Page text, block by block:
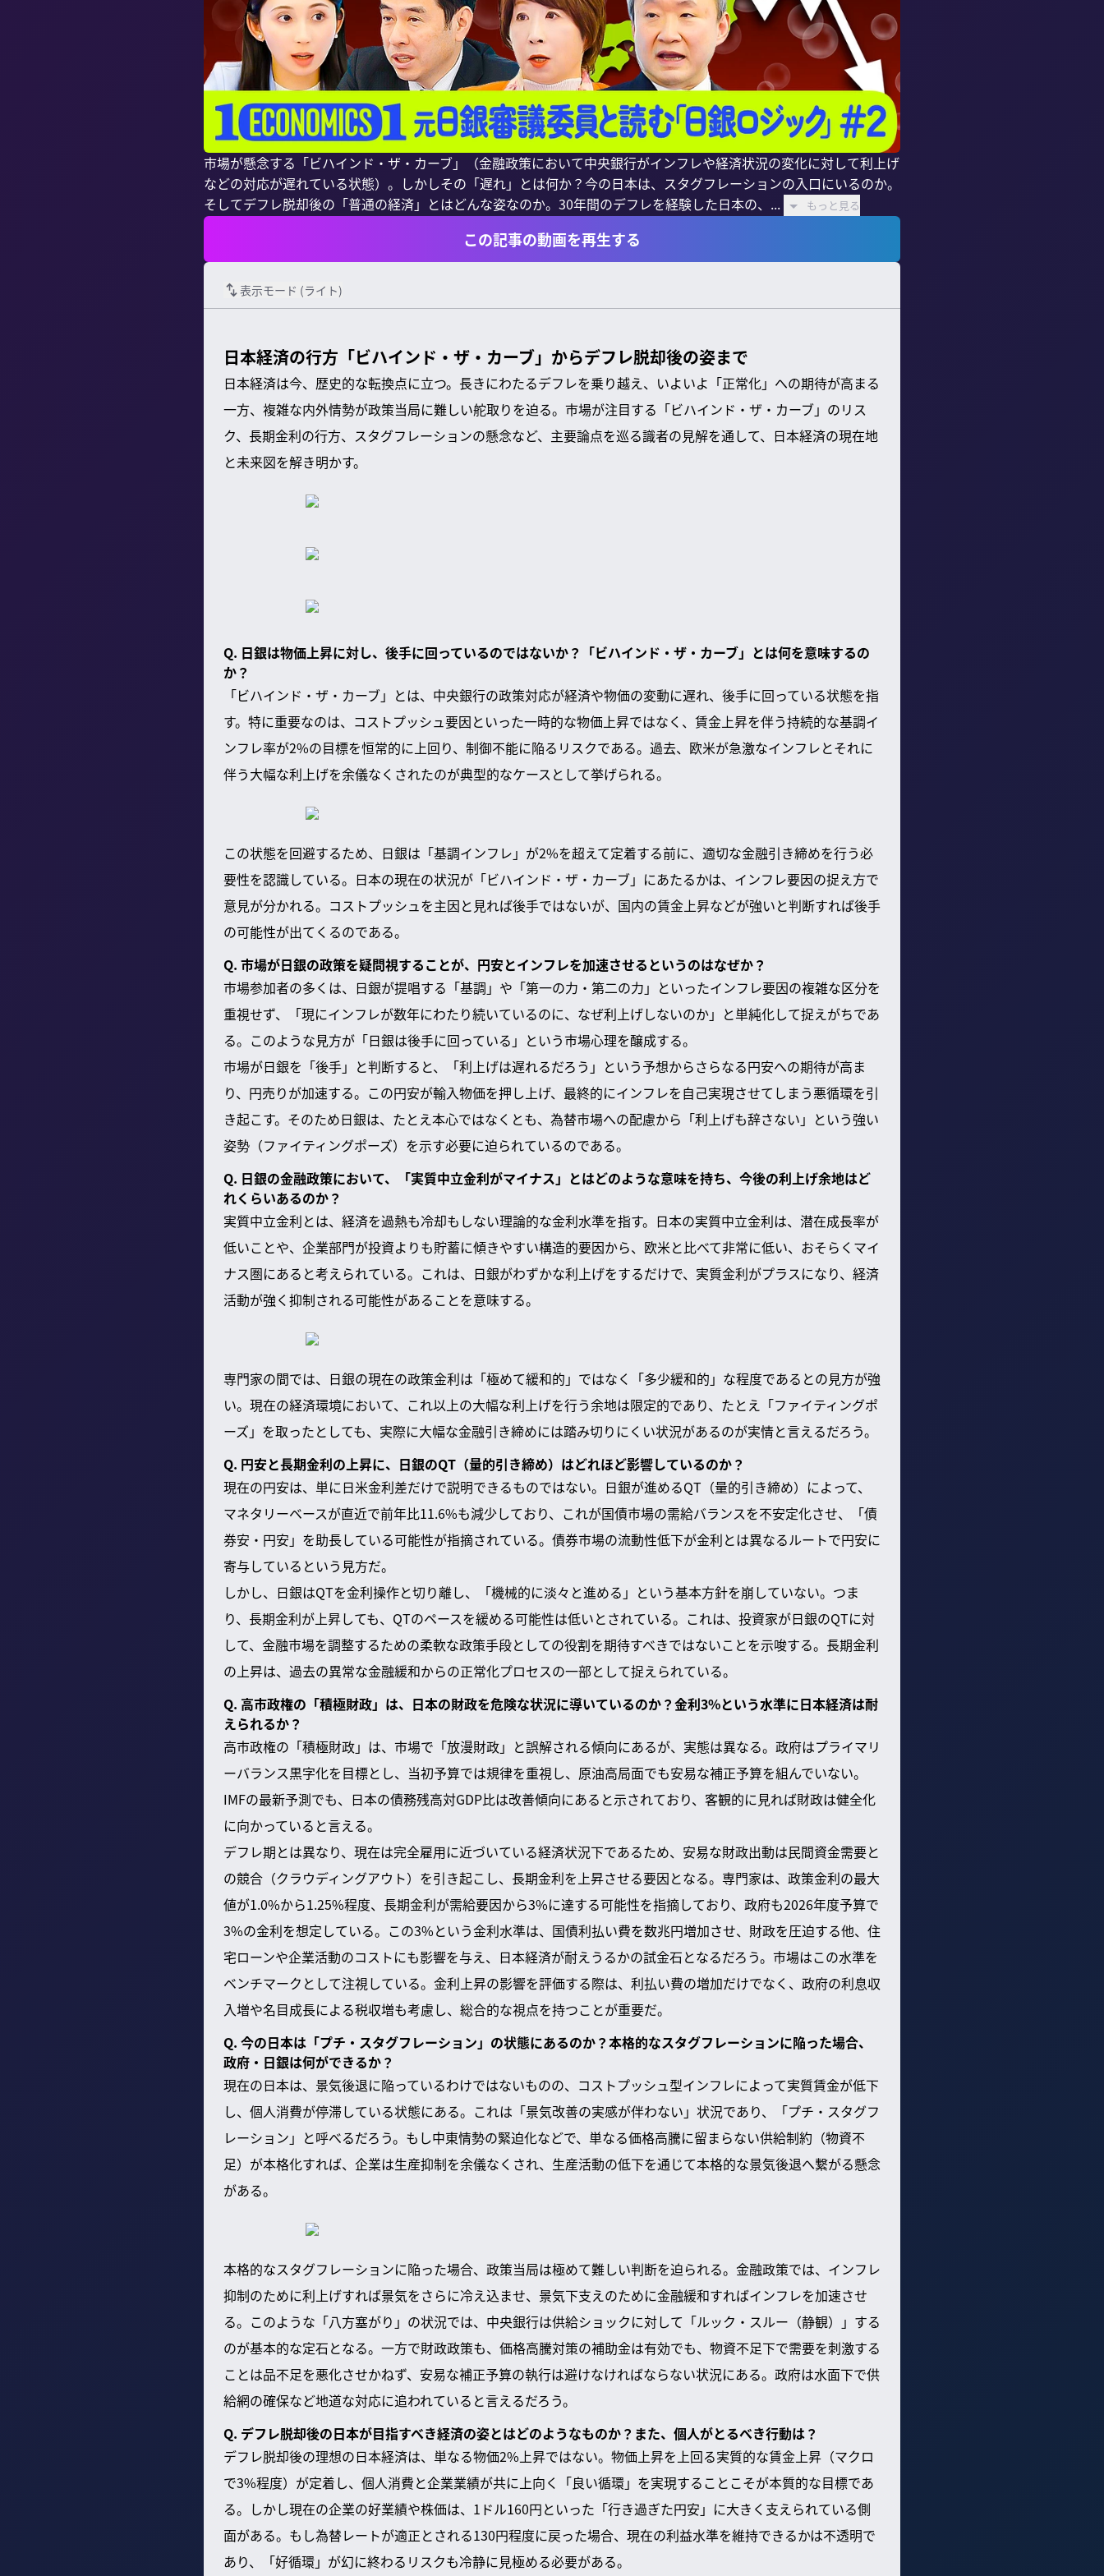
市場が懸念する「ビハインド・ザ・カーブ」（金融政策において中央銀行がインフレや経済状況の変化に対して利上げ
などの対応が遅れている状態）。しかしその「遅れ」とは何か？今の日本は、スタグフレーションの入口にいるのか。
そしてデフレ脱却後の「普通の経済」とはどんな姿なのか。30年間のデフレを経験した日本の、...
もっと見る
この記事の動画を再生する
表示モード (ライト)
日本経済の行方「ビハインド・ザ・カーブ」からデフレ脱却後の姿まで
日本経済は今、歴史的な転換点に立つ。長きにわたるデフレを乗り越え、いよいよ「正常化」への期待が高まる
一方、複雑な内外情勢が政策当局に難しい舵取りを迫る。市場が注目する「ビハインド・ザ・カーブ」のリス
ク、長期金利の行方、スタグフレーションの懸念など、主要論点を巡る識者の見解を通して、日本経済の現在地
と未来図を解き明かす。
Q. 日銀は物価上昇に対し、後手に回っているのではないか？「ビハインド・ザ・カーブ」とは何を意味するの
か？
「ビハインド・ザ・カーブ」とは、中央銀行の政策対応が経済や物価の変動に遅れ、後手に回っている状態を指
す。特に重要なのは、コストプッシュ要因といった一時的な物価上昇ではなく、賃金上昇を伴う持続的な基調イ
ンフレ率が2%の目標を恒常的に上回り、制御不能に陥るリスクである。過去、欧米が急激なインフレとそれに
伴う大幅な利上げを余儀なくされたのが典型的なケースとして挙げられる。
この状態を回避するため、日銀は「基調インフレ」が2%を超えて定着する前に、適切な金融引き締めを行う必
要性を認識している。日本の現在の状況が「ビハインド・ザ・カーブ」にあたるかは、インフレ要因の捉え方で
意見が分かれる。コストプッシュを主因と見れば後手ではないが、国内の賃金上昇などが強いと判断すれば後手
の可能性が出てくるのである。
Q. 市場が日銀の政策を疑問視することが、円安とインフレを加速させるというのはなぜか？
市場参加者の多くは、日銀が提唱する「基調」や「第一の力・第二の力」といったインフレ要因の複雑な区分を
重視せず、「現にインフレが数年にわたり続いているのに、なぜ利上げしないのか」と単純化して捉えがちであ
る。このような見方が「日銀は後手に回っている」という市場心理を醸成する。
市場が日銀を「後手」と判断すると、「利上げは遅れるだろう」という予想からさらなる円安への期待が高ま
り、円売りが加速する。この円安が輸入物価を押し上げ、最終的にインフレを自己実現させてしまう悪循環を引
き起こす。そのため日銀は、たとえ本心ではなくとも、為替市場への配慮から「利上げも辞さない」という強い
姿勢（ファイティングポーズ）を示す必要に迫られているのである。
Q. 日銀の金融政策において、「実質中立金利がマイナス」とはどのような意味を持ち、今後の利上げ余地はど
れくらいあるのか？
実質中立金利とは、経済を過熱も冷却もしない理論的な金利水準を指す。日本の実質中立金利は、潜在成長率が
低いことや、企業部門が投資よりも貯蓄に傾きやすい構造的要因から、欧米と比べて非常に低い、おそらくマイ
ナス圏にあると考えられている。これは、日銀がわずかな利上げをするだけで、実質金利がプラスになり、経済
活動が強く抑制される可能性があることを意味する。
専門家の間では、日銀の現在の政策金利は「極めて緩和的」ではなく「多少緩和的」な程度であるとの見方が強
い。現在の経済環境において、これ以上の大幅な利上げを行う余地は限定的であり、たとえ「ファイティングポ
ーズ」を取ったとしても、実際に大幅な金融引き締めには踏み切りにくい状況があるのが実情と言えるだろう。
Q. 円安と長期金利の上昇に、日銀のQT（量的引き締め）はどれほど影響しているのか？
現在の円安は、単に日米金利差だけで説明できるものではない。日銀が進めるQT（量的引き締め）によって、
マネタリーベースが直近で前年比11.6%も減少しており、これが国債市場の需給バランスを不安定化させ、「債
券安・円安」を助長している可能性が指摘されている。債券市場の流動性低下が金利とは異なるルートで円安に
寄与しているという見方だ。
しかし、日銀はQTを金利操作と切り離し、「機械的に淡々と進める」という基本方針を崩していない。つま
り、長期金利が上昇しても、QTのペースを緩める可能性は低いとされている。これは、投資家が日銀のQTに対
して、金融市場を調整するための柔軟な政策手段としての役割を期待すべきではないことを示唆する。長期金利
の上昇は、過去の異常な金融緩和からの正常化プロセスの一部として捉えられている。
Q. 高市政権の「積極財政」は、日本の財政を危険な状況に導いているのか？金利3%という水準に日本経済は耐
えられるか？
高市政権の「積極財政」は、市場で「放漫財政」と誤解される傾向にあるが、実態は異なる。政府はプライマリ
ーバランス黒字化を目標とし、当初予算では規律を重視し、原油高局面でも安易な補正予算を組んでいない。
IMFの最新予測でも、日本の債務残高対GDP比は改善傾向にあると示されており、客観的に見れば財政は健全化
に向かっていると言える。
デフレ期とは異なり、現在は完全雇用に近づいている経済状況下であるため、安易な財政出動は民間資金需要と
の競合（クラウディングアウト）を引き起こし、長期金利を上昇させる要因となる。専門家は、政策金利の最大
値が1.0%から1.25%程度、長期金利が需給要因から3%に達する可能性を指摘しており、政府も2026年度予算で
3%の金利を想定している。この3%という金利水準は、国債利払い費を数兆円増加させ、財政を圧迫する他、住
宅ローンや企業活動のコストにも影響を与え、日本経済が耐えうるかの試金石となるだろう。市場はこの水準を
ベンチマークとして注視している。金利上昇の影響を評価する際は、利払い費の増加だけでなく、政府の利息収
入増や名目成長による税収増も考慮し、総合的な視点を持つことが重要だ。
Q. 今の日本は「プチ・スタグフレーション」の状態にあるのか？本格的なスタグフレーションに陥った場合、
政府・日銀は何ができるか？
現在の日本は、景気後退に陥っているわけではないものの、コストプッシュ型インフレによって実質賃金が低下
し、個人消費が停滞している状態にある。これは「景気改善の実感が伴わない」状況であり、「プチ・スタグフ
レーション」と呼べるだろう。もし中東情勢の緊迫化などで、単なる価格高騰に留まらない供給制約（物資不
足）が本格化すれば、企業は生産抑制を余儀なくされ、生産活動の低下を通じて本格的な景気後退へ繋がる懸念
がある。
本格的なスタグフレーションに陥った場合、政策当局は極めて難しい判断を迫られる。金融政策では、インフレ
抑制のために利上げすれば景気をさらに冷え込ませ、景気下支えのために金融緩和すればインフレを加速させ
る。このような「八方塞がり」の状況では、中央銀行は供給ショックに対して「ルック・スルー（静観）」する
のが基本的な定石となる。一方で財政政策も、価格高騰対策の補助金は有効でも、物資不足下で需要を刺激する
ことは品不足を悪化させかねず、安易な補正予算の執行は避けなければならない状況にある。政府は水面下で供
給網の確保など地道な対応に追われていると言えるだろう。
Q. デフレ脱却後の日本が目指すべき経済の姿とはどのようなものか？また、個人がとるべき行動は？
デフレ脱却後の理想の日本経済は、単なる物価2%上昇ではない。物価上昇を上回る実質的な賃金上昇（マクロ
で3%程度）が定着し、個人消費と企業業績が共に上向く「良い循環」を実現することこそが本質的な目標であ
る。しかし現在の企業の好業績や株価は、1ドル160円といった「行き過ぎた円安」に大きく支えられている側
面がある。もし為替レートが適正とされる130円程度に戻った場合、現在の利益水準を維持できるかは不透明で
あり、「好循環」が幻に終わるリスクも冷静に見極める必要がある。